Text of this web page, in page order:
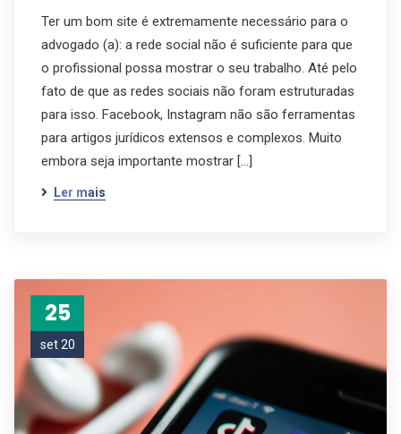
Ter um bom site é extremamente necessário para o
advogado (a): a rede social não é suficiente para que
o profissional possa mostrar o seu trabalho. Até pelo
fato de que as redes sociais não foram estruturadas
para isso. Facebook, Instagram não são ferramentas
para artigos jurídicos extensos e complexos. Muito
embora seja importante mostrar […]
Ler mais
25
set 20